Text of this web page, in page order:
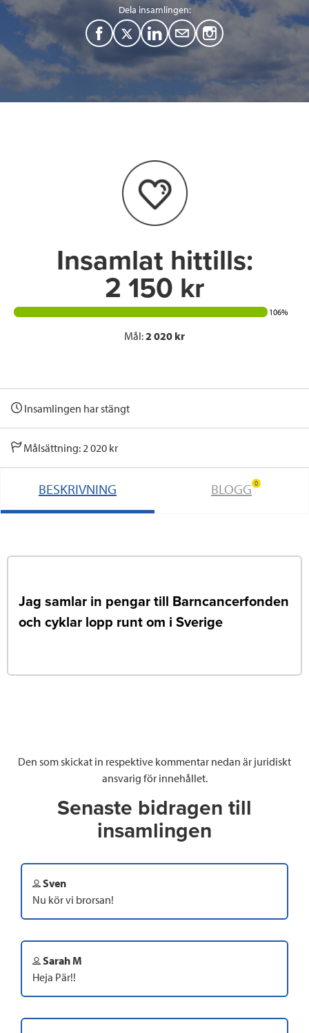
Dela insamlingen:
F
a
T
w
e
L
i
I
n
M
Insamlat hittills:
2 150 kr
106%
Mål:2 020 kr
Insamlingen har stängt
Målsättning: 2 020 kr
BESKRIVNING BLOGG 0
Jag samlar in pengar till Barncancerfonden
och cyklar lopp runt om i Sverige
Den som skickat in respektive kommentar nedan är juridiskt
ansvarig för innehållet.
Senaste bidragen till
insamlingen
Sven
Nu kör vi brorsan!
Sarah M
Heja Pär!!